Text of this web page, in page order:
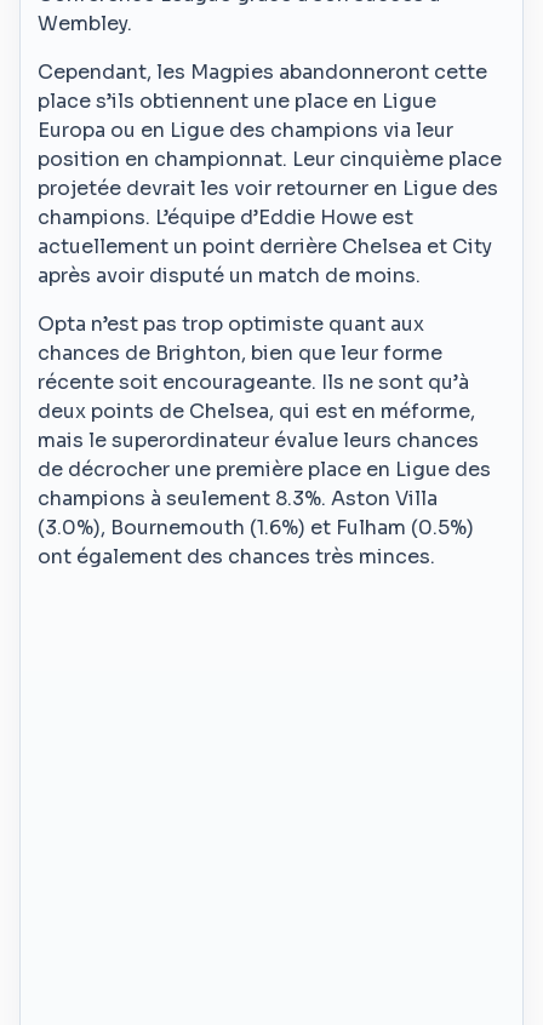
Wembley.
Cependant, les Magpies abandonneront cette
place s’ils obtiennent une place en Ligue
Europa ou en Ligue des champions via leur
position en championnat. Leur cinquième place
projetée devrait les voir retourner en Ligue des
champions. L’équipe d’Eddie Howe est
actuellement un point derrière Chelsea et City
après avoir disputé un match de moins.
Opta n’est pas trop optimiste quant aux
chances de Brighton, bien que leur forme
récente soit encourageante. Ils ne sont qu’à
deux points de Chelsea, qui est en méforme,
mais le superordinateur évalue leurs chances
de décrocher une première place en Ligue des
champions à seulement 8.3%. Aston Villa
(3.0%), Bournemouth (1.6%) et Fulham (0.5%)
ont également des chances très minces.